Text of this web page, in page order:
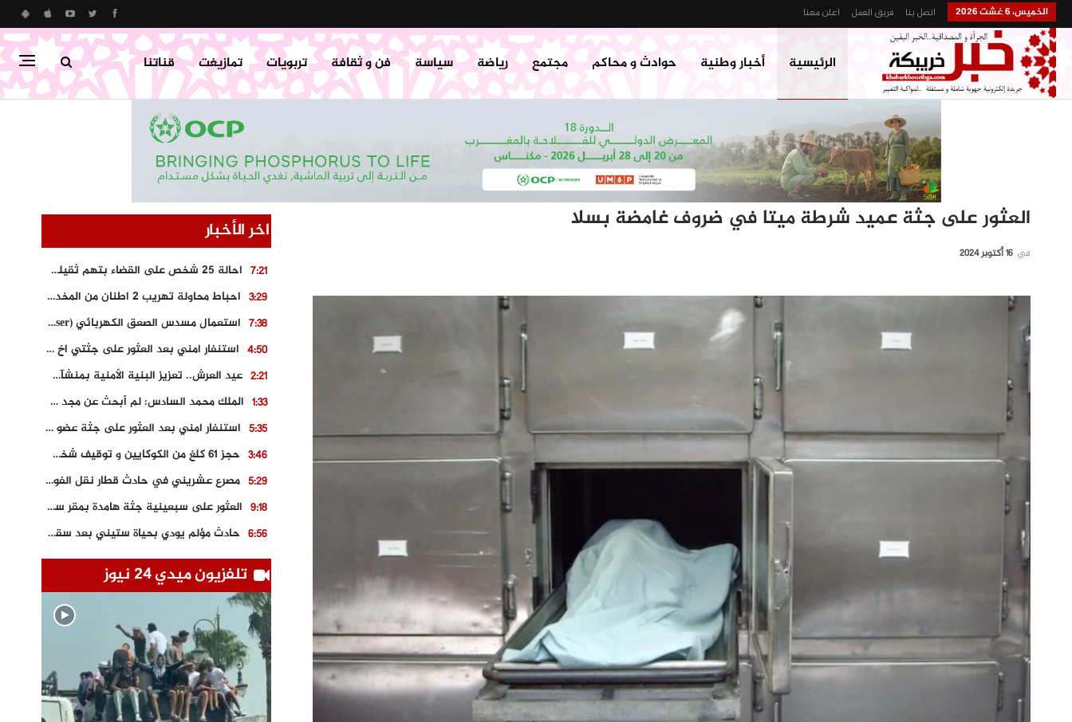
الخميس، 6 غشت 2026 اتصل بنا فريق العمل اعلن معنا
الرئيسية أخبار وطنية حوادث و محاكم مجتمع رياضة سياسة فن و ثقافة تربويات تمازيغت قناتنا
العثور على جثة عميد شرطة ميتا في ضروف غامضة بسلا
في 16 أكتوبر 2024
اخر الأخبار
7:21
احالة 25 شخص على القضاء بتهم ثقيلة على خلفية احداث المناطق الشمالية
3:29
احباط محاولة تهريب 2 اطنان من المخدرات بتارودانت
7:38
استعمال مسدس الصعق الكهربائي (Taser) من اجل تحرير شابة محتجزة
4:50
استنفار امني بعد العثور على جثتي اخ و ابن صاحب مطعم اسماك مشهور بطنجة
2:21
عيد العرش.. تعزيز البنية الأمنية بمنشآت و مصالح جديدة بكل من الحسيمة – فاس و الناظور
1:33
الملك محمد السادس: لم أبحث عن مجد شخصي.. وهَمي كرامة المغاربة
5:35
استنفار امني بعد العثور على جثة عضو سابق في حزب المصباح بالقنيطرة..
3:46
حجز 61 كلغ من الكوكايين و توقيف شخصين بالكركرات
5:29
مصرع عشريني في حادث قطار نقل الفوسفاط..
9:18
العثور على سبعينية جثة هامدة بمقر سكناها بمراكش
6:56
حادث مؤلم يودي بحياة ستيني بعد سقوطه في فرن تقليدي “للجير”
3:02
مصرع شابة ثلاثينية إثر سقوط سيارتها من منحدر خطير بالجرف الأصفر
3:04
6:42
العثور على جثة سبعيني مدفونة بعد أسابيع من اختفائه الغامض
4:40
تلفزيون ميدي 24 نيوز